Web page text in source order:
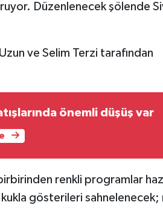
Düzenlenecek şölende
ve Selim Terzi tarafından
önemli düşüş var
renkli programlar
gösterileri sahnelenecek;